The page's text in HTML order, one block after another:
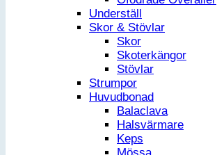
Underställ
Skor & Stövlar
Skor
Skoterkängor
Stövlar
Strumpor
Huvudbonad
Balaclava
Halsvärmare
Keps